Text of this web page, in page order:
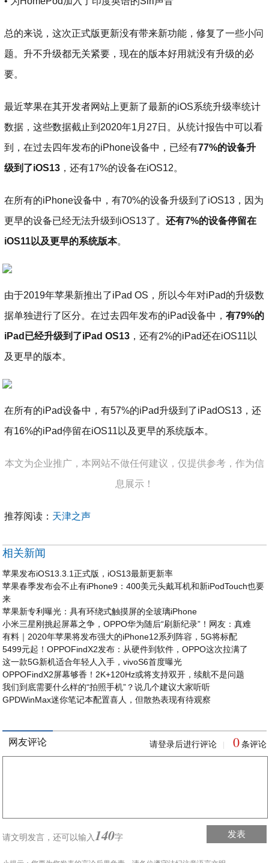
总的来说，这次正式版更新没有带来新功能，修复了一些小问
题。升不升级都无关紧要，现在的版本好用就没有升级的必
要。
最近苹果在其开发者网站上更新了最新的iOS系统升级率统计
数据，这些数据截止到2020年1月27日。从统计报告中可以看
到，在过去四年发布的iPhone设备中，已经有77%的设备升
级到了iOS13 ，还有17%的设备在iOS12。
在所有的iPhone设备中，有70%的设备升级到了iOS13，因为
更早的设备已经无法升级到iOS13了。还有7%的设备停留在
iOS11以及更早的系统版本。
由于2019年苹果新推出了iPad OS，所以今年对iPad的升级数
据单独进行了区分。在过去四年发布的iPad设备中，有79%的
iPad已经升级到了iPad OS13 ，还有2%的iPad还在iOS11以
及更早的版本。
在所有的iPad设备中，有57%的iPad升级到了iPadOS13，还
有16%的iPad停留在iOS11以及更早的系统版本。
本文为企业推广，本网站不做任何建议，仅提供参考，作为信
息展示！
推荐阅读： 天津之声
相关新闻
苹果发布iOS13.3.1正式版，iOS13最新更新率
苹果春季发布会不止有iPhone9：400美元头戴耳机和新iPodTouch也要
来
苹果新专利曝光：具有环绕式触摸屏的全玻璃iPhone
小米三星刚挑起屏幕之争，OPPO华为随后“刷新纪录”！网友：真难
有料｜2020年苹果将发布强大的iPhone12系列阵容，5G将标配
5499元起！OPPOFindX2发布：从硬件到软件，OPPO这次拉满了
这一款5G新机适合年轻人入手，vivoS6首度曝光
OPPOFindX2屏幕够香！2K+120Hz或将支持双开，续航不是问题
我们到底需要什么样的“拍照手机”？说几个建议大家听听
GPDWinMax迷你笔记本配置喜人，但散热表现有待观察
网友评论 请登录后进行评论 0 条评论
请文明发言，还可以输入 140字 发表